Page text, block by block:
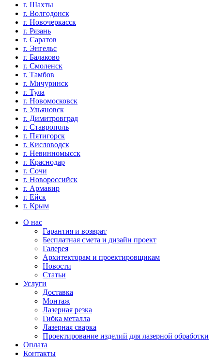
г. Шахты
г. Волгодонск
г. Новочеркасск
г. Рязань
г. Саратов
г. Энгельс
г. Балаково
г. Смоленск
г. Тамбов
г. Мичуринск
г. Тула
г. Новомосковск
г. Ульяновск
г. Димитровград
г. Ставрополь
г. Пятигорск
г. Кисловодск
г. Невинномысск
г. Краснодар
г. Сочи
г. Новороссийск
г. Армавир
г. Ейск
г. Крым
О нас
Гарантия и возврат
Бесплатная смета и дизайн проект
Галерея
Архитекторам и проектировщикам
Новости
Статьи
Услуги
Доставка
Монтаж
Лазерная резка
Гибка металла
Лазерная сварка
Проектирование изделий для лазерной обработки
Оплата
Контакты